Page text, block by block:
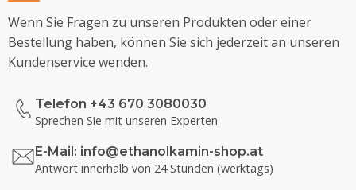
Wenn Sie Fragen zu unseren Produkten oder einer
Bestellung haben, können Sie sich jederzeit an unseren
Kundenservice wenden.
Telefon +43 670 3080030
Sprechen Sie mit unseren Experten
E-Mail: info@ethanolkamin-shop.at
Antwort innerhalb von 24 Stunden (werktags)